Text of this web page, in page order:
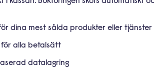
dina mest sålda produkter eller tjänster
för alla betalsätt
datalagring